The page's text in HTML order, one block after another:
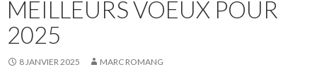
MEILLEURS VOEUX POUR
2025
8 JANVIER 2025 MARC ROMANG